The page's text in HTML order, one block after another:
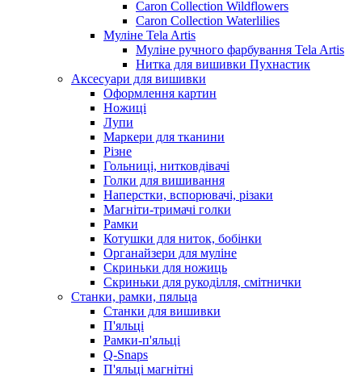
Caron Collection Wildflowers
Caron Collection Waterlilies
Муліне Tela Artis
Муліне ручного фарбування Tela Artis
Нитка для вишивки Пухнастик
Аксесуари для вишивки
Оформлення картин
Ножиці
Лупи
Маркери для тканини
Різне
Гольниці, нитковдівачі
Голки для вишивання
Наперстки, вспорювачі, різаки
Магніти-тримачі голки
Рамки
Котушки для ниток, бобінки
Органайзери для муліне
Скриньки для ножиць
Скриньки для рукоділля, смітнички
Станки, рамки, пяльца
Станки для вишивки
П'яльці
Рамки-п'яльці
Q-Snaps
П'яльці магнітні